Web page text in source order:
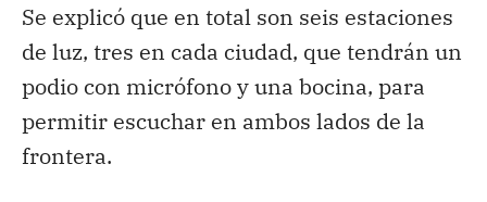
Se explicó que en total son seis estaciones
de luz, tres en cada ciudad, que tendrán un
podio con micrófono y una bocina, para
permitir escuchar en ambos lados de la
frontera.